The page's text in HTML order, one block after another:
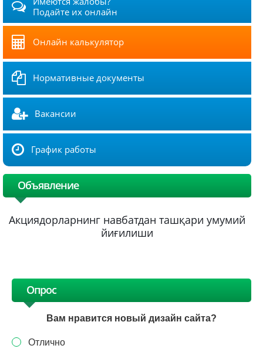
Подайте их онлайн
Онлайн калькулятор
Нормативные документы
Вакансии
График работы
Объявление
Акциядорларнинг навбатдан ташқари умумий
йиғилиши
Опрос
Вам нравится новый дизайн сайта?
Отлично